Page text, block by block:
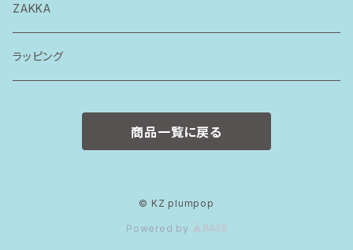
トップス
ボトムス
ZAKKA
ラッピング
商品一覧に戻る
© KZ plumpop
Powered by